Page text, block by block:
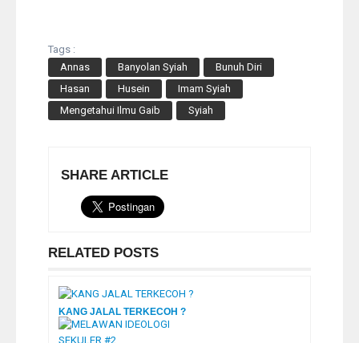
Tags :
Annas
Banyolan Syiah
Bunuh Diri
Hasan
Husein
Imam Syiah
Mengetahui Ilmu Gaib
Syiah
SHARE ARTICLE
RELATED POSTS
KANG JALAL TERKECOH ?